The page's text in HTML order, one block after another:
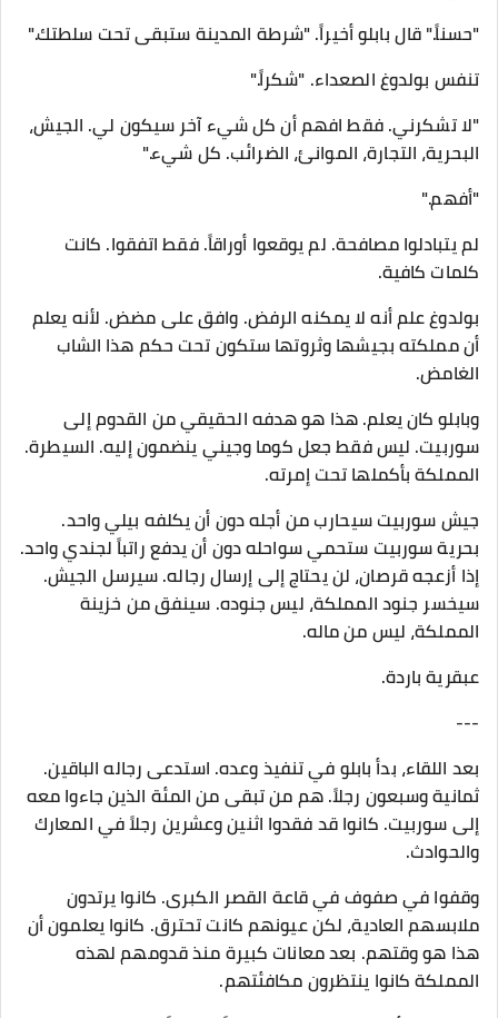
"حسناً." قال بابلو أخيراً. "شرطة المدينة ستبقى تحت سلطتك."
تنفس بولدوغ الصعداء. "شكراً."
"لا تشكرني. فقط افهم أن كل شيء آخر سيكون لي. الجيش،
البحرية، التجارة، الموانئ، الضرائب. كل شيء."
"أفهم."
لم يتبادلوا مصافحة. لم يوقعوا أوراقاً. فقط اتفقوا. كانت
كلمات كافية.
بولدوغ علم أنه لا يمكنه الرفض. وافق على مضض. لأنه يعلم
أن مملكته بجيشها وثروتها ستكون تحت حكم هذا الشاب
الغامض.
وبابلو كان يعلم. هذا هو هدفه الحقيقي من القدوم إلى
سوربيت. ليس فقط جعل كوما وجيني ينضمون إليه. السيطرة.
المملكة بأكملها تحت إمرته.
جيش سوربيت سيحارب من أجله دون أن يكلفه بيلي واحد.
بحرية سوربيت ستحمي سواحله دون أن يدفع راتباً لجندي واحد.
إذا أزعجه قرصان، لن يحتاج إلى إرسال رجاله. سيرسل الجيش.
سيخسر جنود المملكة، ليس جنوده. سينفق من خزينة
المملكة، ليس من ماله.
عبقرية باردة.
---
بعد اللقاء، بدأ بابلو في تنفيذ وعده. استدعى رجاله الباقين.
ثمانية وسبعون رجلاً. هم من تبقى من المئة الذين جاءوا معه
إلى سوربيت. كانوا قد فقدوا اثنين وعشرين رجلاً في المعارك
والحوادث.
وقفوا في صفوف في قاعة القصر الكبرى. كانوا يرتدون
ملابسهم العادية، لكن عيونهم كانت تحترق. كانوا يعلمون أن
هذا هو وقتهم. بعد معانات كبيرة منذ قدومهم لهذه
المملكة كانوا ينتظرون مكافئتهم.